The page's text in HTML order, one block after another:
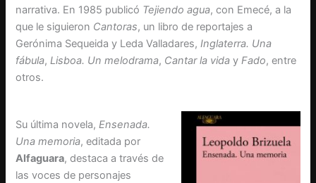
narrativa. En 1985 publicó Tejiendo agua, con Emecé, a la
que le siguieron Cantoras, un libro de reportajes a
Gerónima Sequeida y Leda Valladares,Inglaterra. Una
fábula,Lisboa. Un melodrama, Cantar la vida yFado, entre
otros.
Su última novela,Ensenada.
Una memoria, editada por
Alfaguara, destaca a través de
las voces de personajes